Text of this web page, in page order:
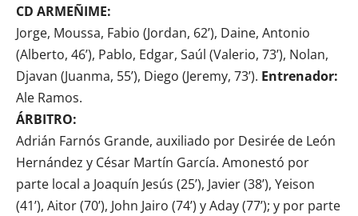
CD ARMEÑIME:
Jorge, Moussa, Fabio (Jordan, 62’), Daine, Antonio
(Alberto, 46’), Pablo, Edgar, Saúl (Valerio, 73’), Nolan,
Djavan (Juanma, 55’), Diego (Jeremy, 73’). Entrenador:
Ale Ramos.
ÁRBITRO:
Adrián Farnós Grande, auxiliado por Desirée de León
Hernández y César Martín García. Amonestó por
parte local a Joaquín Jesús (25’), Javier (38’), Yeison
(41’), Aitor (70’), John Jairo (74’) y Aday (77’); y por parte